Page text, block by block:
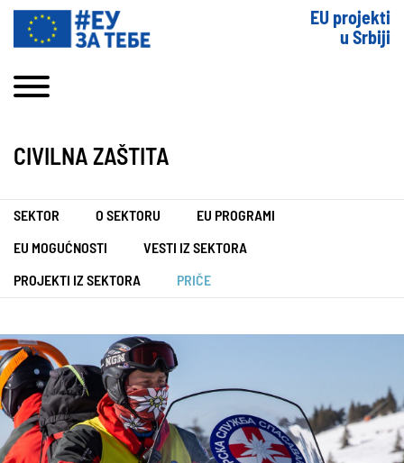
EU projekti
u Srbiji
CIVILNA ZAŠTITA
SEKTOR O SEKTORU EU PROGRAMI
EU MOGUĆNOSTI VESTI IZ SEKTORA
PROJEKTI IZ SEKTORA PRIČE